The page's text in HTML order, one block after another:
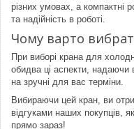
різних умовах, а компактні
та надійність в роботі.
Чому варто
При виборі крана для
обидва ці аспекти, надаючи
на зручні для вас терміни.
Вибираючи цей кран, ви
відгуками наших покупців,
прямо зараз!